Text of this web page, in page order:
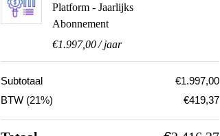
Platform - Jaarlijks
Abonnement
€1.997,00 / jaar
Subtotaal €1.997,00
BTW (21%)
€419,37